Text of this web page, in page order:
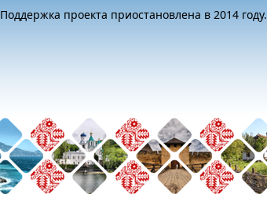
Поддержка проекта приостановлена в 2014 году.